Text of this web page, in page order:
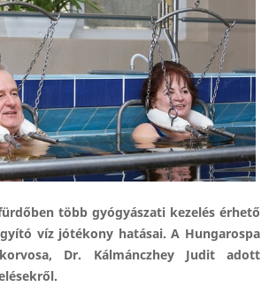
több gyógyászati kezelés érhető
víz jótékony hatásai. A Hungarospa
Dr. Kálmánczhey Judit adott